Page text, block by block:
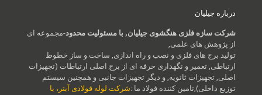
درباره جیلیان
شرکت سازه فلزی هنگشوی جیلیان, با مسئولیت محدود-مجموعه ای
از پژوهش های علمی,
تولید برج های فلزی و نصب و راه اندازی, ساخت و ساز خطوط
ارتباطی, تعمیر و نگهداری حرفه ای از برج اصلی ارتباطات (تجهیزات
اصلی, تجهیزات ثانویه, و دیگر تجهیزات جانبی و همچنین سیستم
توزیع داخلی),تامین کننده فولاد ما :شرکت لوله فولادی آبتر، با